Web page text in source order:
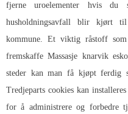
fjerne uroelementer hvis du
husholdningsavfall blir kjørt
kommune. Et viktig råstoff
fremskaffeMassasje knarvik
steder kan man få kjøpt ferdig
Tredjeparts cookies kan
for å administrere og forbedre